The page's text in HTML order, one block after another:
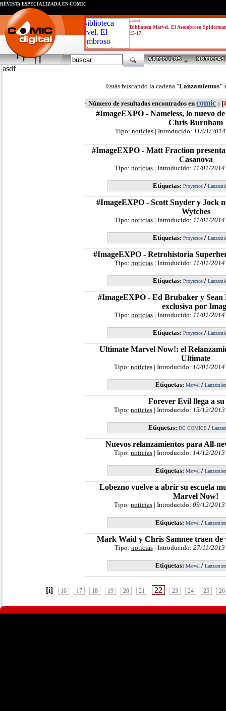
critica
Biblioteca Marvel. El Asombroso
15-17
REVISTA ESPECIALIZADA EN CÓMIC
asdf
Estás buscando la cadena "Lanzamientos"
· Número de resultados encontrados en comic : [
#ImageEXPO - Nameless, lo nuevo
Chris Burnham
Tipo: noticias | Introducido: 11/01/2014
#ImageEXPO - Matt Fraction
Casanova
Tipo: noticias| Introducido: 11/01/2014
Etiquetas: Proyectos/
#ImageEXPO - Scott Snyder y Jock
Wytches
Tipo: noticias| Introducido: 11/01/2014
Etiquetas: Proyectos/
#ImageEXPO - Retrohistoria
Tipo: noticias| Introducido: 11/01/2014
Etiquetas: Proyectos/
#ImageEXPO - Ed Brubaker y
exclusiva por
Tipo: noticias| Introducido: 11/01/2014
Etiquetas: Proyectos/
Ultimate Marvel Now!: el
Ultimate
Tipo: noticias | Introducido: 10/01/2014
Etiquetas: Marvel /
Forever Evil llega a
Tipo: noticias | Introducido: 15/12/2013
Etiquetas: DC COMICS /
Nuevos relanzamientos para All-
Tipo: noticias | Introducido: 14/12/2013
Etiquetas: Marvel /
Lobezno vuelve a abrir su escuela
Marvel Now!
Tipo: noticias | Introducido: 09/12/2013
Etiquetas: Marvel /
Mark Waid y Chris Samnee traen de
Tipo: noticias| Introducido: 27/11/2013
Etiquetas: Marvel /
[i] 16 17 18 19 20 21 22 23 24 25 26